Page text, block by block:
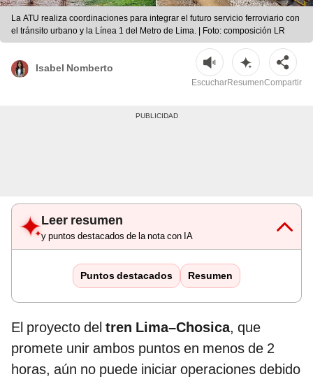
La ATU realiza coordinaciones para integrar el futuro servicio ferroviario con
el tránsito urbano y la Línea 1 del Metro de Lima. | Foto: composición LR
Isabel Nomberto
EscucharResumenCompartir
Leer resumen
y puntos destacados de la nota con IA
Puntos destacados Resumen
El proyecto del tren Lima–Chosica, que
promete unir ambos puntos en menos de 2
horas, aún no puede iniciar operaciones debido